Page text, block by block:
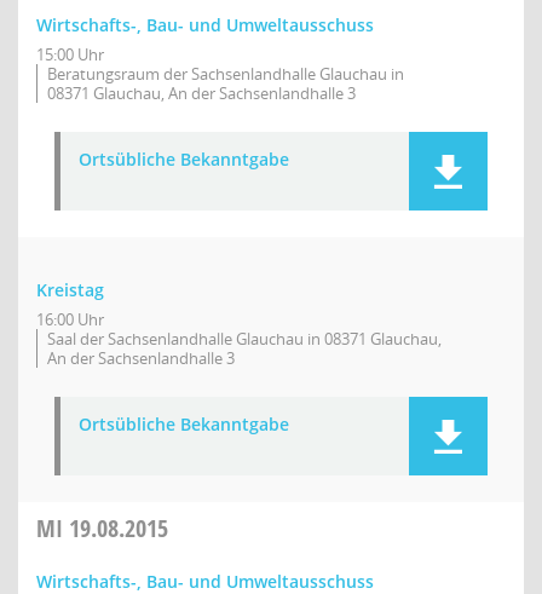
Wirtschafts-, Bau- und Umweltausschuss
15:00 Uhr
Beratungsraum der Sachsenlandhalle Glauchau in
08371 Glauchau, An der Sachsenlandhalle 3
Ortsübliche Bekanntgabe
Kreistag
16:00 Uhr
Saal der Sachsenlandhalle Glauchau in 08371 Glauchau,
An der Sachsenlandhalle 3
Ortsübliche Bekanntgabe
MI 19.08.2015
Wirtschafts-, Bau- und Umweltausschuss